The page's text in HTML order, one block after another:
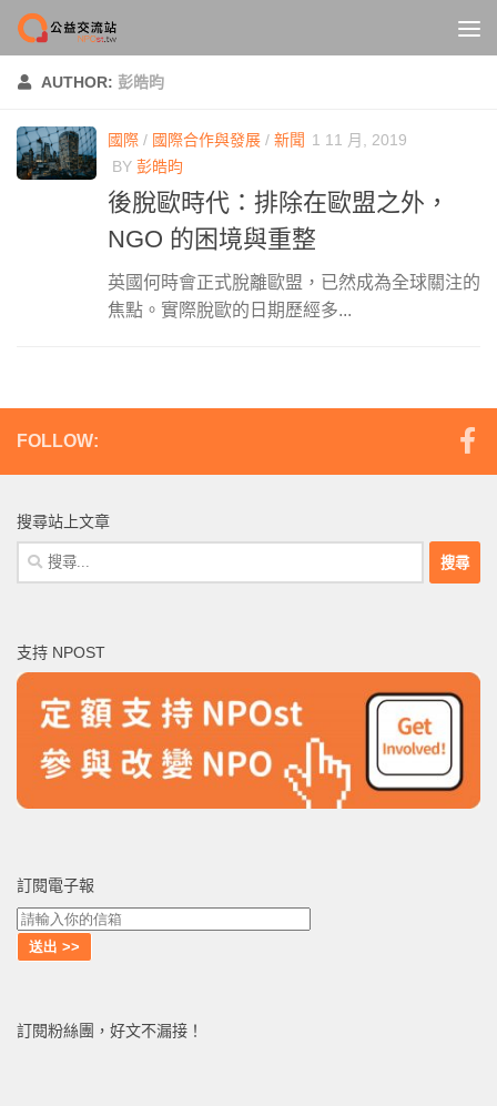
Skip to content
AUTHOR: 彭皓昀
國際 / 國際合作與發展 / 新聞 1 11 月, 2019
BY 彭皓昀
後脫歐時代：排除在歐盟之外，
NGO 的困境與重整
英國何時會正式脫離歐盟，已然成為全球關注的
焦點。實際脫歐的日期歷經多...
FOLLOW:
搜尋站上文章
搜
尋
字:
支持 NPOST
訂閱電子報
訂閱粉絲團，好文不漏接！